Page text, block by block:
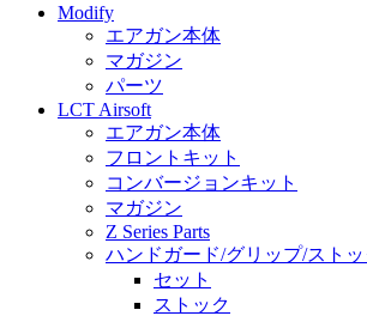
Modify
エアガン本体
マガジン
パーツ
LCT Airsoft
エアガン本体
フロントキット
コンバージョンキット
マガジン
Z Series Parts
ハンドガード/グリップ/スト
セット
ストック